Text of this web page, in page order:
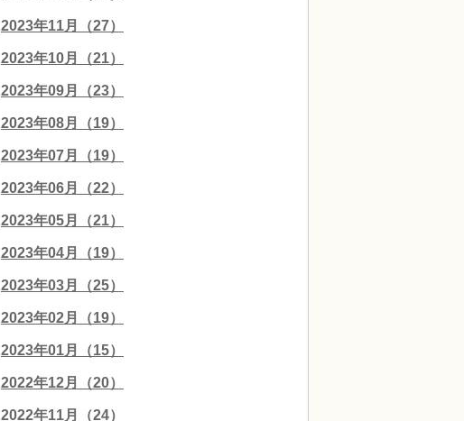
2023年11月（27）
2023年10月（21）
2023年09月（23）
2023年08月（19）
2023年07月（19）
2023年06月（22）
2023年05月（21）
2023年04月（19）
2023年03月（25）
2023年02月（19）
2023年01月（15）
2022年12月（20）
2022年11月（24）